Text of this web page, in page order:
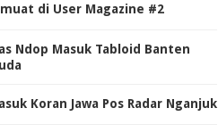
di User Magazine #2
Ndop Masuk Tabloid Banten
Koran Jawa Pos Radar Nganjuk